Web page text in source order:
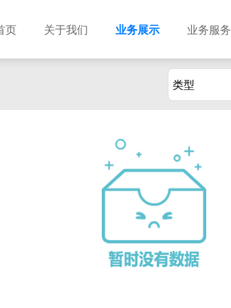
页 关于我们 业务展示 业务服务
类型